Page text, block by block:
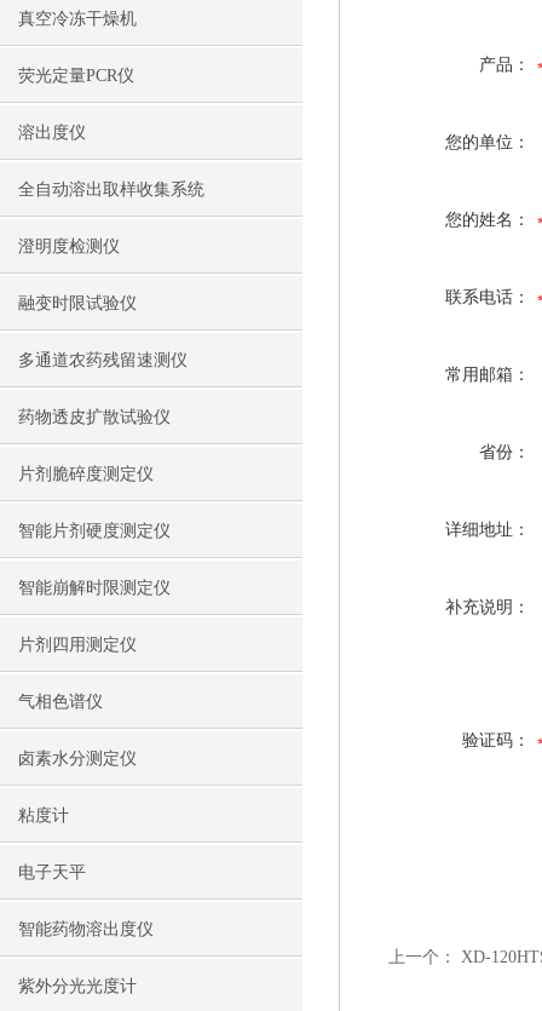
真空冷冻干燥机
荧光定量PCR仪
溶出度仪
全自动溶出取样收集系统
澄明度检测仪
融变时限试验仪
多通道农药残留速测仪
药物透皮扩散试验仪
片剂脆碎度测定仪
智能片剂硬度测定仪
智能崩解时限测定仪
片剂四用测定仪
气相色谱仪
卤素水分测定仪
粘度计
电子天平
智能药物溶出度仪
紫外分光光度计
产品：
您的单位：
您的姓名：
联系电话：
常用邮箱：
省份：
详细地址：
补充说明：
验证码：
上一个： XD-